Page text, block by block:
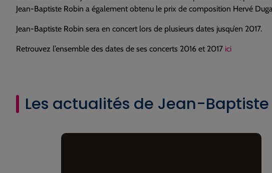
Jean-Baptiste Robin a également obtenu le prix de composition Hervé
Jean-Baptiste Robin sera en concert lors de plusieurs dates jusqu’en 2017.
Retrouvez l’ensemble des dates de ses concerts 2016 et 2017 ici
Les actualités de Jean-Baptiste